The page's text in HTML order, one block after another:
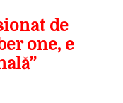
de
one, e